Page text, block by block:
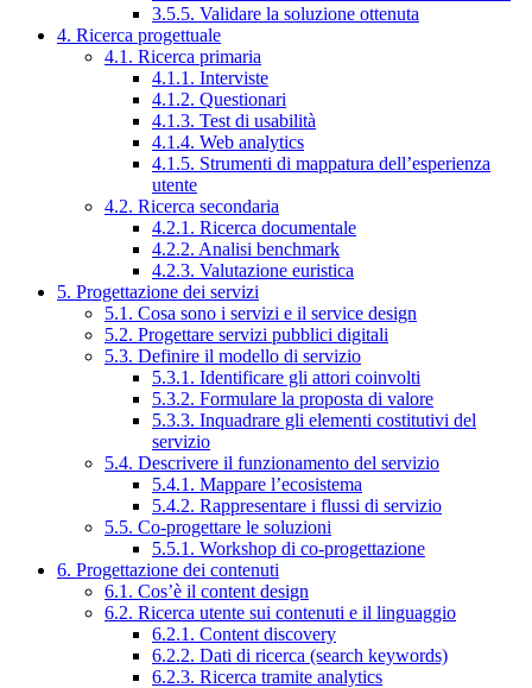
3.5.5. Validare la soluzione ottenuta
4. Ricerca progettuale
4.1. Ricerca primaria
4.1.1. Interviste
4.1.2. Questionari
4.1.3. Test di usabilità
4.1.4. Web analytics
4.1.5. Strumenti di mappatura dell’esperienza
utente
4.2. Ricerca secondaria
4.2.1. Ricerca documentale
4.2.2. Analisi benchmark
4.2.3. Valutazione euristica
5. Progettazione dei servizi
5.1. Cosa sono i servizi e il service design
5.2. Progettare servizi pubblici digitali
5.3. Definire il modello di servizio
5.3.1. Identificare gli attori coinvolti
5.3.2. Formulare la proposta di valore
5.3.3. Inquadrare gli elementi costitutivi del
servizio
5.4. Descrivere il funzionamento del servizio
5.4.1. Mappare l’ecosistema
5.4.2. Rappresentare i flussi di servizio
5.5. Co-progettare le soluzioni
5.5.1. Workshop di co-progettazione
6. Progettazione dei contenuti
6.1. Cos’è il content design
6.2. Ricerca utente sui contenuti e il linguaggio
6.2.1. Content discovery
6.2.2. Dati di ricerca (search keywords)
6.2.3. Ricerca tramite analytics